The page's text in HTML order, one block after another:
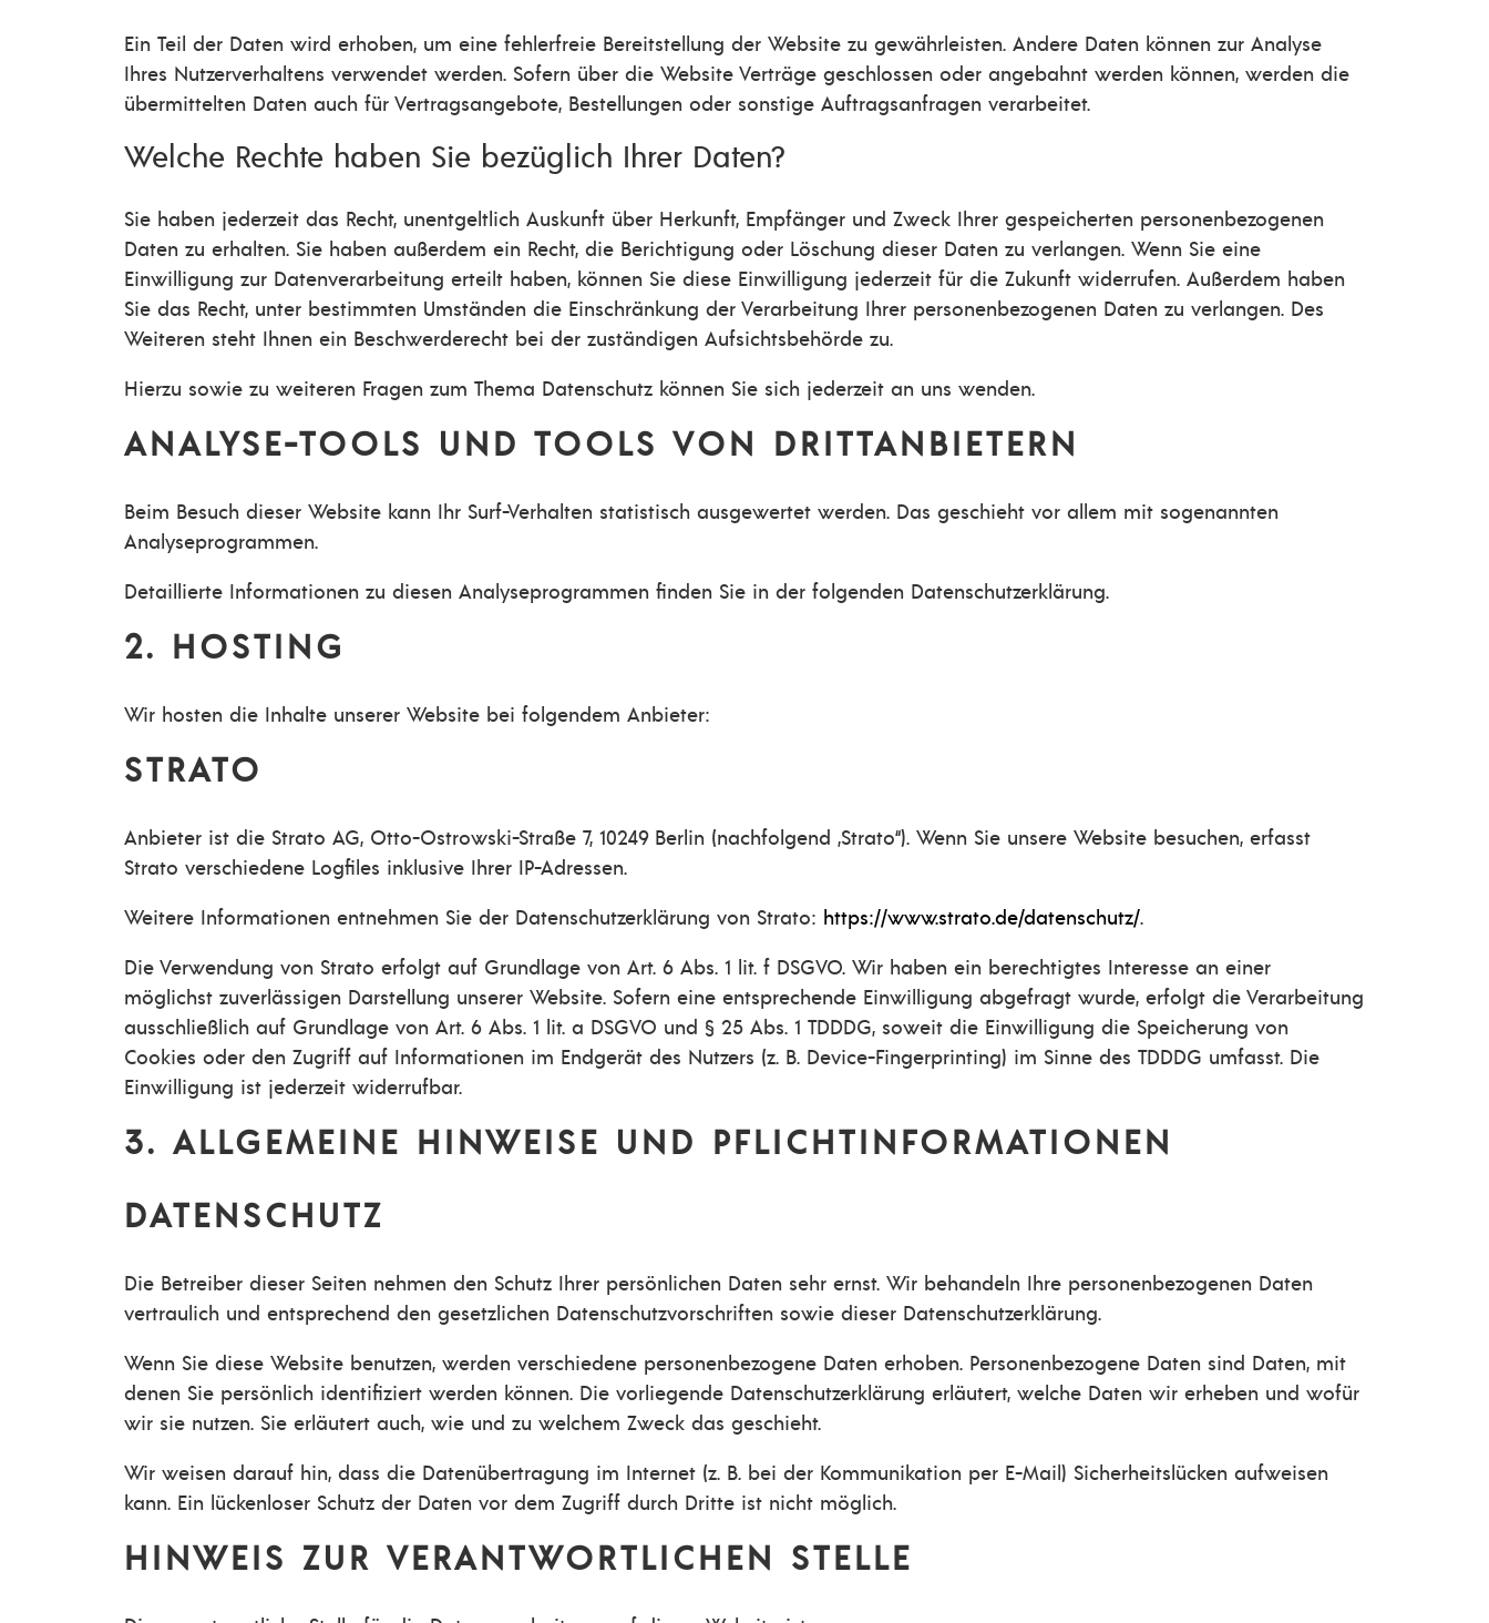
Ein Teil der Daten wird erhoben, um eine fehlerfreie Bereitstellung der Website zu gewährleisten. Andere Daten können zur Analyse
Ihres Nutzerverhaltens verwendet werden. Sofern über die Website Verträge geschlossen oder angebahnt werden können, werden die
übermittelten Daten auch für Vertragsangebote, Bestellungen oder sonstige Auftragsanfragen verarbeitet.
Welche Rechte haben Sie bezüglich Ihrer Daten?
Sie haben jederzeit das Recht, unentgeltlich Auskunft über Herkunft, Empfänger und Zweck Ihrer gespeicherten personenbezogenen
Daten zu erhalten. Sie haben außerdem ein Recht, die Berichtigung oder Löschung dieser Daten zu verlangen. Wenn Sie eine
Einwilligung zur Datenverarbeitung erteilt haben, können Sie diese Einwilligung jederzeit für die Zukunft widerrufen. Außerdem haben
Sie das Recht, unter bestimmten Umständen die Einschränkung der Verarbeitung Ihrer personenbezogenen Daten zu verlangen. Des
Weiteren steht Ihnen ein Beschwerderecht bei der zuständigen Aufsichtsbehörde zu.
Hierzu sowie zu weiteren Fragen zum Thema Datenschutz können Sie sich jederzeit an uns wenden.
ANALYSE-TOOLS UND TOOLS VON DRITT­ANBIETERN
Beim Besuch dieser Website kann Ihr Surf-Verhalten statistisch ausgewertet werden. Das geschieht vor allem mit sogenannten
Analyseprogrammen.
Detaillierte Informationen zu diesen Analyseprogrammen finden Sie in der folgenden Datenschutzerklärung.
2. HOSTING
Wir hosten die Inhalte unserer Website bei folgendem Anbieter:
STRATO
Anbieter ist die Strato AG, Otto-Ostrowski-Straße 7, 10249 Berlin (nachfolgend „Strato“). Wenn Sie unsere Website besuchen, erfasst
Strato verschiedene Logfiles inklusive Ihrer IP-Adressen.
Weitere Informationen entnehmen Sie der Datenschutzerklärung von Strato: https://www.strato.de/datenschutz/.
Die Verwendung von Strato erfolgt auf Grundlage von Art. 6 Abs. 1 lit. f DSGVO. Wir haben ein berechtigtes Interesse an einer
möglichst zuverlässigen Darstellung unserer Website. Sofern eine entsprechende Einwilligung abgefragt wurde, erfolgt die Verarbeitung
ausschließlich auf Grundlage von Art. 6 Abs. 1 lit. a DSGVO und § 25 Abs. 1 TDDDG, soweit die Einwilligung die Speicherung von
Cookies oder den Zugriff auf Informationen im Endgerät des Nutzers (z. B. Device-Fingerprinting) im Sinne des TDDDG umfasst. Die
Einwilligung ist jederzeit widerrufbar.
3. ALLGEMEINE HINWEISE UND PFLICHT­INFORMATIONEN
DATENSCHUTZ
Die Betreiber dieser Seiten nehmen den Schutz Ihrer persönlichen Daten sehr ernst. Wir behandeln Ihre personenbezogenen Daten
vertraulich und entsprechend den gesetzlichen Datenschutzvorschriften sowie dieser Datenschutzerklärung.
Wenn Sie diese Website benutzen, werden verschiedene personenbezogene Daten erhoben. Personenbezogene Daten sind Daten, mit
denen Sie persönlich identifiziert werden können. Die vorliegende Datenschutzerklärung erläutert, welche Daten wir erheben und wofür
wir sie nutzen. Sie erläutert auch, wie und zu welchem Zweck das geschieht.
Wir weisen darauf hin, dass die Datenübertragung im Internet (z. B. bei der Kommunikation per E-Mail) Sicherheitslücken aufweisen
kann. Ein lückenloser Schutz der Daten vor dem Zugriff durch Dritte ist nicht möglich.
HINWEIS ZUR VERANTWORTLICHEN STELLE